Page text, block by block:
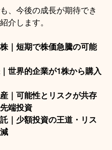
、今後の成長が期待でき
介します。
｜短期で株価急騰の可能
世界的企業が1株から購入
｜可能性とリスクが共存
端投資
｜少額投資の王道・リス